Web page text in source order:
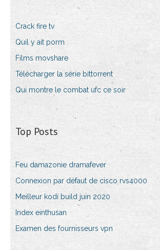
Crack fire tv
Quil y ait porm
Films movshare
Télécharger la série bittorrent
Qui montre le combat ufc ce soir
Top Posts
Feu damazonie dramafever
Connexion par défaut de cisco rvs4000
Meilleur kodi build juin 2020
Index einthusan
Examen des fournisseurs vpn